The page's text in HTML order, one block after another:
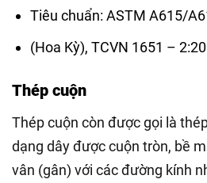
Tiêu chuẩn: ASTM A615/
(Hoa Kỳ), TCVN 1651 –
Thép cuộn
Thép cuộn còn được gọi là
dạng dây được cuộn tròn, bề
vân (gân) với các đường kính